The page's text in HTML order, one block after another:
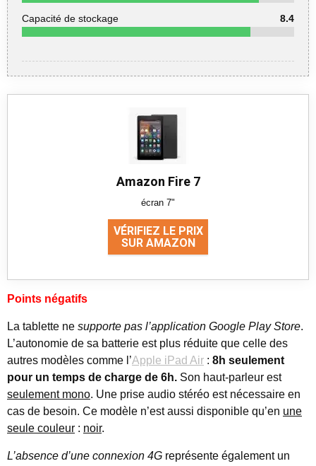
Capacité de stockage 8.4
Amazon Fire 7
écran 7"
VÉRIFIEZ LE PRIX
SUR AMAZON
Points négatifs
La tablette ne supporte pas l’application Google Play Store.
L’autonomie de sa batterie est plus réduite que celle des
autres modèles comme l’Apple iPad Air : 8h seulement
pour un temps de charge de 6h. Son haut-parleur est
seulement mono. Une prise audio stéréo est nécessaire en
cas de besoin. Ce modèle n’est aussi disponible qu’en une
seule couleur : noir.
L’absence d’une connexion 4G représente également un